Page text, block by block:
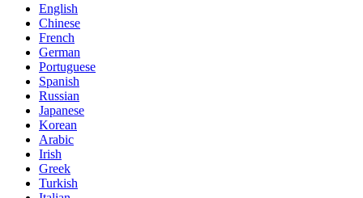
English
Chinese
French
German
Portuguese
Spanish
Russian
Japanese
Korean
Arabic
Irish
Greek
Turkish